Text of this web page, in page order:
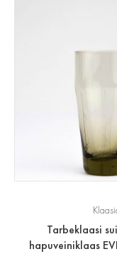
Tarbeklaasi
hapuveiniklaas